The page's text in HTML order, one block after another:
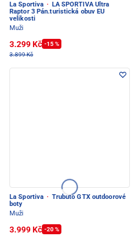
La Sportiva ·
LA SPORTIVA Ultra
Raptor 3 Pán.turistická obuv EU
velikosti
Muži
3.299 Kč -15 %
3.899 Kč
La Sportiva · Trubuto GTX outdoorové
boty
Muži
3.999 Kč -20 %